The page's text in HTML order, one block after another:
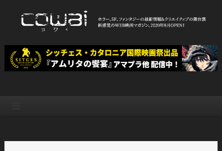
WEB映画マガジン「cowai コ
ワイ」